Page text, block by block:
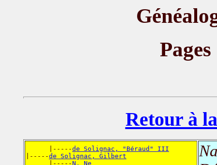
Retour à
      |-----
de Solignac, "Béraud" III
|-----de Solignac, Gilbert
      |-----
N, Ne